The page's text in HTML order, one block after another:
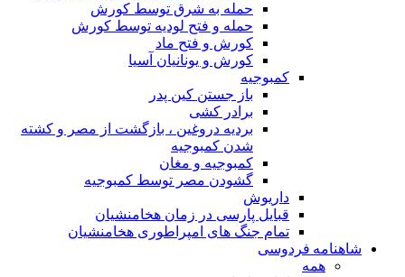
حمله به شرق توسط کورش
حمله و فتح لودیه توسط کورش
کورش و فتح ماد
کورش و یونانیان آسیا
کمبوجیه
باز جستن کین پدر
برادر کشی
بردیه دروغین ، بازگشت از مصر و کشته
شدن کمبوجیه
کمبوجیه و مغان
گشودن مصر توسط کمبوجیه
داریوش
قبایل پارسی در زمان هخامنشیان
تمام جنگ های امپراطوری هخامنشیان
شاهنامه فردوسی
همه